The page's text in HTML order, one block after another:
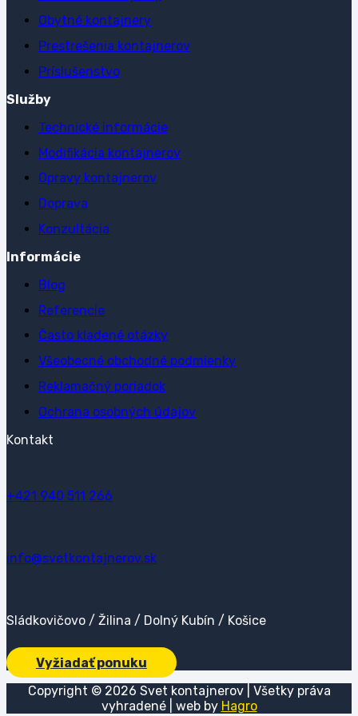
Obytné kontajnery
Prestrešenia kontajnerov
Príslušenstvo
Služby
Technické informácie
Modifikácia kontajnerov
Opravy kontajnerov
Doprava
Konzultácia
Informácie
Blog
Referencie
Často kladené otázky
Všeobecné obchodné podmienky
Reklamačný poriadok
Ochrana osobných údajov
Kontakt
+421 940 511 266
info@svetkontajnerov.sk
Sládkovičovo / Žilina / Dolný Kubín / Košice
Vyžiadať ponuku
Copyright © 2026 Svet kontajnerov | Všetky práva
vyhradené | web by Hagro